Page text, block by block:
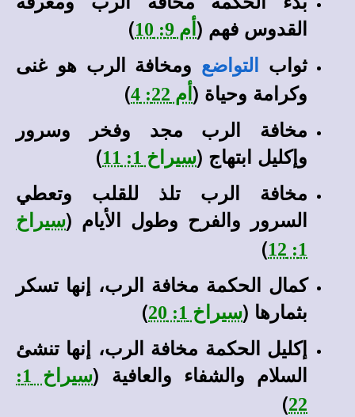
القدوس فهم ( أم 9: 10
)
ثواب
التواضع ومخافة الرب هو غنى
وكرامة وحياة ( أم 22: 4
)
مخافة الرب مجد وفخر وسرور
وإكليل ابتهاج (سيراخ 1: 11
)
مخافة الرب تلذ للقلب وتعطي
السرور والفرح وطول الأيام (سيراخ
1: 12
)
كمال الحكمة مخافة الرب، إنها تسكر
بثمارها (سيراخ 1: 20
)
إكليل الحكمة مخافة الرب، إنها تنشئ
السلام والشفاء والعافية (
سيراخ 1:
22
)